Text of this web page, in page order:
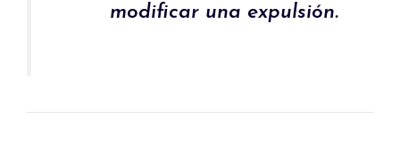
modificar una expulsión.